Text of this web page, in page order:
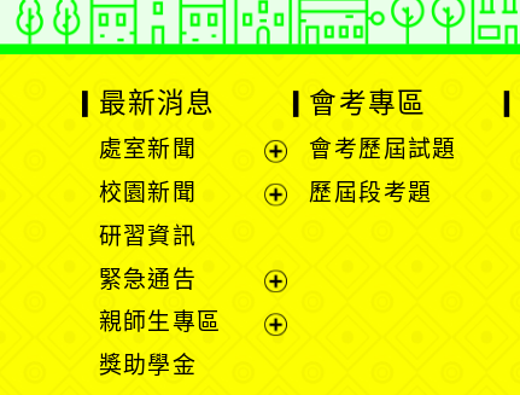
最新消息
處室新聞
展
開
單
校園新聞
選
單
研習資訊
緊急通告
展
親師生專區
獎助學金
會考專區
會考歷屆試題
歷屆段考題